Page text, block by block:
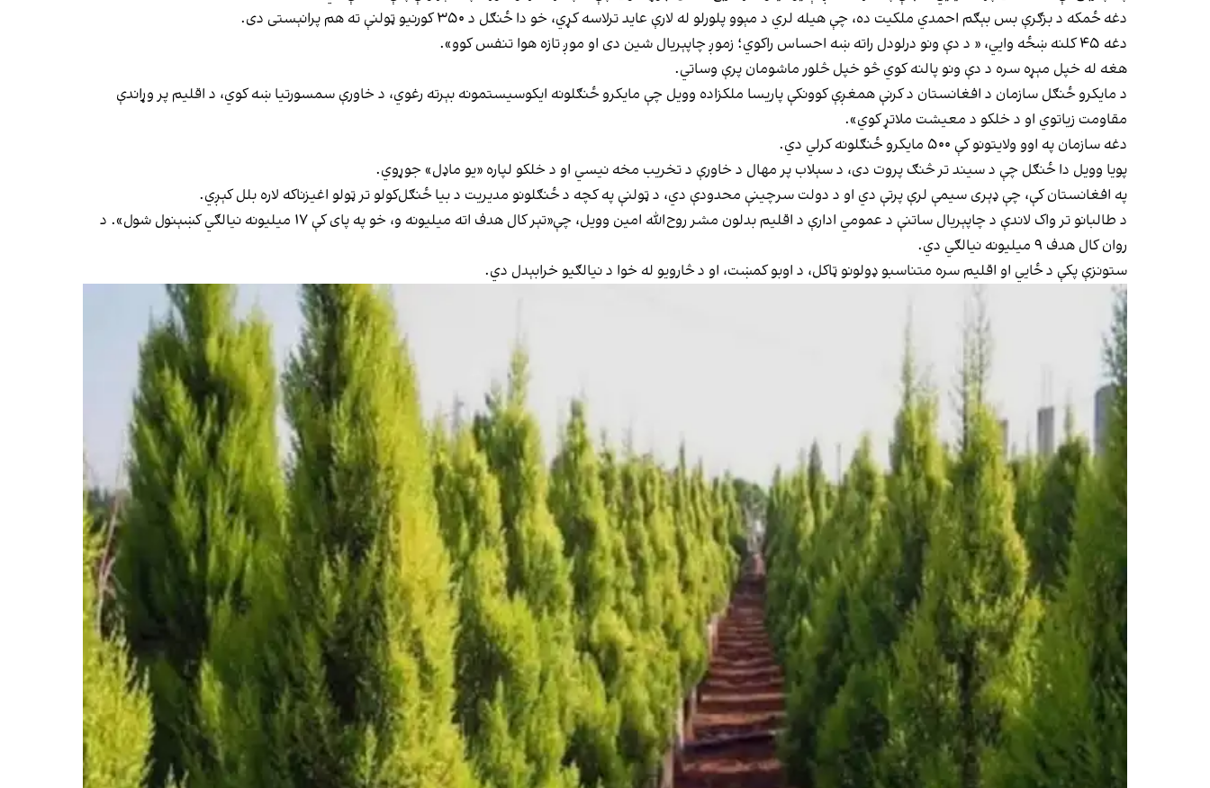
دغه ځمکه د بزګرې بس بېګم احمدي ملکیت ده، چې هیله لري د مېوو پلورلو له لارې عاید ترلاسه کړي، خو دا ځنګل د ۳۵۰ کورنیو ټولنې ته هم پرانېستی دی.
دغه ۴۵ کلنه ښځه وایي، « د دې ونو درلودل راته ښه احساس راکوي؛ زموږ چاپېریال شین دی او موږ تازه هوا تنفس کوو».
هغه له خپل مېړه سره د دې ونو پالنه کوي څو خپل څلور ماشومان پرې وساتي.
د مایکرو ځنګل سازمان د افغانستان د کرنې همغږې کوونکې پاريسا ملکزاده وویل چې مایکرو ځنګلونه ایکوسیستمونه بېرته رغوي، د خاورې سمسورتیا ښه کوي، د اقلیم پر وړاندې
مقاومت زیاتوي او د خلکو د معیشت ملاتړ کوي».
دغه سازمان په اوو ولایتونو کې ۵۰۰ مایکرو ځنګلونه کرلي دي.
پویا وویل دا ځنګل چې د سیند تر څنګ پروت دی، د سېلاب پر مهال د خاورې د تخریب مخه نیسي او د خلکو لپاره «یو ماډل» جوړوي.
په افغانستان کې، چې ډېری سیمې لرې پرتې دي او د دولت سرچینې محدودې دي، د ټولنې په کچه د ځنګلونو مدیریت د بیا ځنګل‌کولو تر ټولو اغیزناکه لاره بلل کېږي.
د طالبانو تر واک لاندې د چاپېریال ساتنې د عمومي ادارې د اقلیم بدلون مشر روح‌الله امین وویل، چې«تېر کال هدف اته میلیونه و، خو په پای کې ۱۷ میلیونه نیالګي کښېنول شول». د
روان کال هدف ۹ میلیونه نیالګي دي.
ستونزې پکې د ځایي او اقلیم سره متناسبو ډولونو ټاکل، د اوبو کمښت، او د څارویو له خوا د نیالګیو خرابېدل دي.